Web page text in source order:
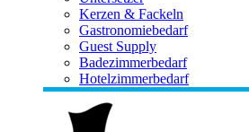
Kerzen & Fackeln
Gastronomiebedarf
Guest Supply
Badezimmerbedarf
Hotelzimmerbedarf